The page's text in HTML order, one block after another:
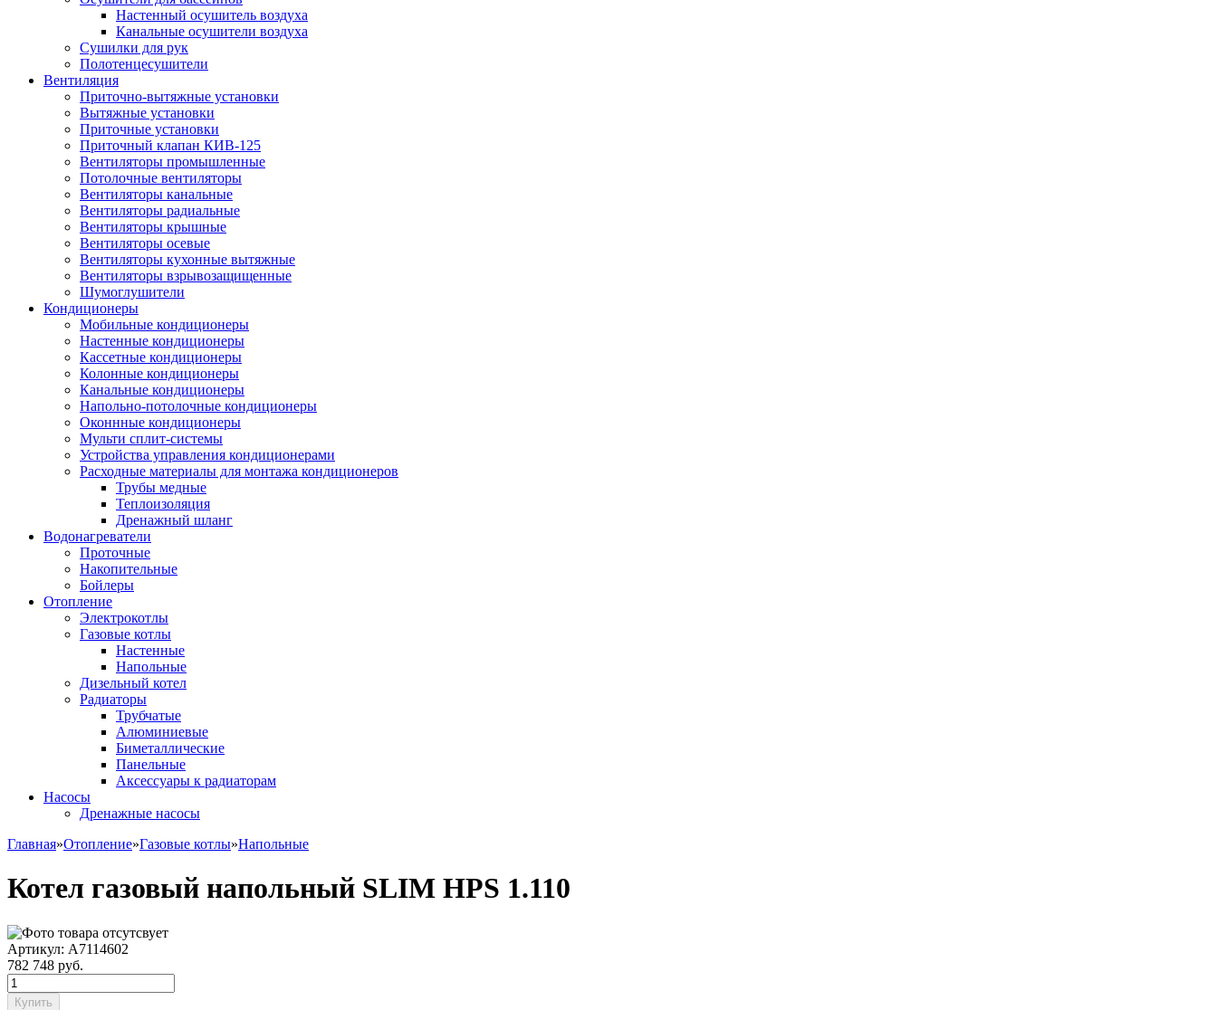
Настенный осушитель воздуха
Канальные осушители воздуха
Сушилки для рук
Полотенцесушители
Вентиляция
Приточно-вытяжные установки
Вытяжные установки
Приточные установки
Приточный клапан КИВ-125
Вентиляторы промышленные
Потолочные вентиляторы
Вентиляторы канальные
Вентиляторы радиальные
Вентиляторы крышные
Вентиляторы осевые
Вентиляторы кухонные вытяжные
Вентиляторы взрывозащищенные
Шумоглушители
Кондиционеры
Мобильные кондиционеры
Настенные кондиционеры
Кассетные кондиционеры
Колонные кондиционеры
Канальные кондиционеры
Напольно-потолочные кондиционеры
Оконнные кондиционеры
Мульти сплит-системы
Устройства управления кондиционерами
Расходные материалы для монтажа кондиционеров
Трубы медные
Теплоизоляция
Дренажный шланг
Водонагреватели
Проточные
Накопительные
Бойлеры
Отопление
Электрокотлы
Газовые котлы
Настенные
Напольные
Дизельный котел
Радиаторы
Трубчатые
Алюминиевые
Биметаллические
Панельные
Аксессуары к радиаторам
Насосы
Дренажные насосы
Главная»Отопление»Газовые котлы»Напольные
Котел газовый напольный SLIM HPS 1.110
Артикул: A7114602
782 748 руб.
Купить